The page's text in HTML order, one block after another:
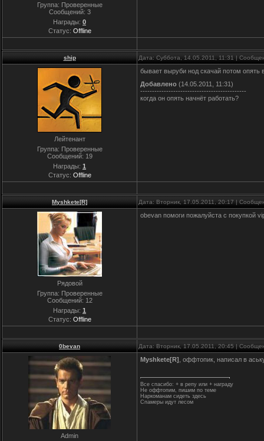
Группа: Проверенные
Сообщений: 3
Награды: 0
Статус: Offline
ship Дата: Суббота, 14.05.2011, 11:31 |
Лейтенант
Группа: Проверенные
Сообщений: 19
Награды: 1
Статус: Offline
бывает выруби нод скачай потом опять
Добавлено (14.05.2011, 11:31)
---------------------------------------------
когда он опять начнёт работать?
Myshkete[R] Дата: Вторник, 17.05.2011, 20:17 |
Рядовой
Группа: Проверенные
Сообщений: 12
Награды: 1
Статус: Offline
obevan помоги пожалуйста с покупкой
0bevan Дата: Вторник, 17.05.2011, 20:45 |
Admin
Myshkete[R] , оффтопик, написал в
Все спасибо: + в репу или + награду
Не оффтопим, пишим по теме
Наркоманам сидеть здесь
Спамеры идут лесом